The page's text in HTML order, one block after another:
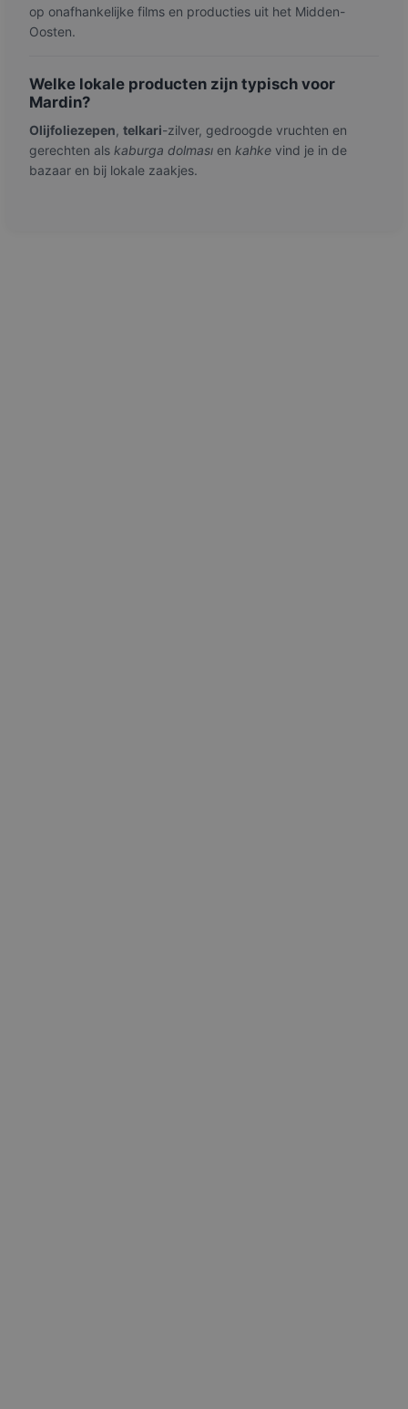
op onafhankelijke films en producties uit het Midden-
Oosten.
Welke lokale producten zijn typisch voor
Mardin?
Olijfoliezepen, telkari-zilver, gedroogde vruchten en
gerechten als kaburga dolması en kahke vind je in de
bazaar en bij lokale zaakjes.